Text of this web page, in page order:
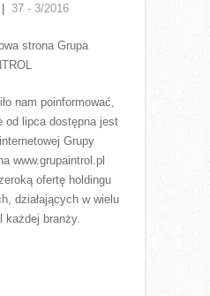
37 - 3/2016
strona Grupa
nam poinformować,
od lipca dostępna jest
Grupy
www.grupaintrol.pl
ofertę holdingu
działających w wielu
każdej branży.